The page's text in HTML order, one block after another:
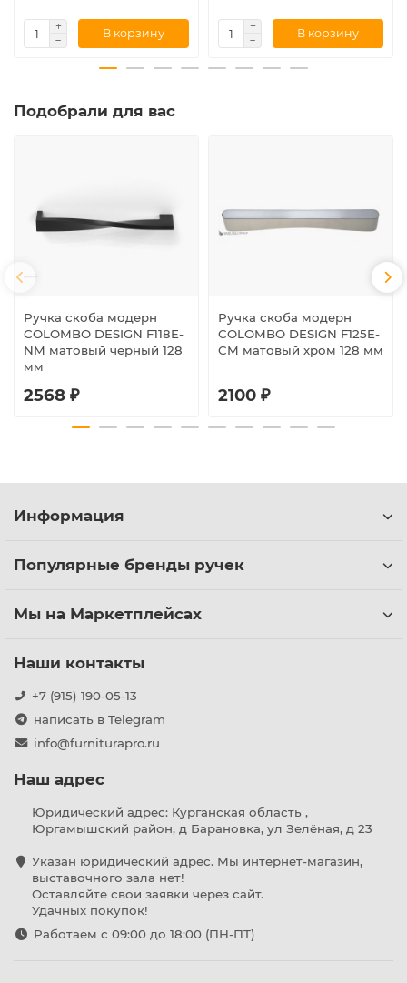
В корзину В корзину
Подобрали для вас
Ручка скоба модерн
COLOMBO DESIGN F118E-
NM матовый черный 128
мм
2568 ₽
Ручка скоба модерн
COLOMBO DESIGN F125E-
CM матовый хром 128 мм
2100 ₽
Информация
Популярные бренды ручек
Мы на Маркетплейсах
Наши контакты
+7 (915) 190-05-13
написать в Telegram
info@furniturapro.ru
Наш адрес
Юридический адрес: Курганская область ,
Юргамышский район, д Барановка, ул Зелёная, д 23
Указан юридический адрес. Мы интернет-магазин,
выставочного зала нет!
Оставляйте свои заявки через сайт.
Удачных покупок!
Работаем с 09:00 до 18:00 (ПН-ПТ)